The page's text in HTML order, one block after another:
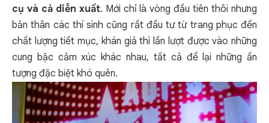
cụ và cả diễn xuất. Mới chỉ là vòng đầu tiên thôi nhưng
bản thân các thí sinh cũng rất đầu tư từ trang phục đến
chất lượng tiết mục, khán giả thì lần lượt được vào những
cung bậc cảm xúc khác nhau, tất cả để lại những ấn
tượng đặc biệt khó quên.